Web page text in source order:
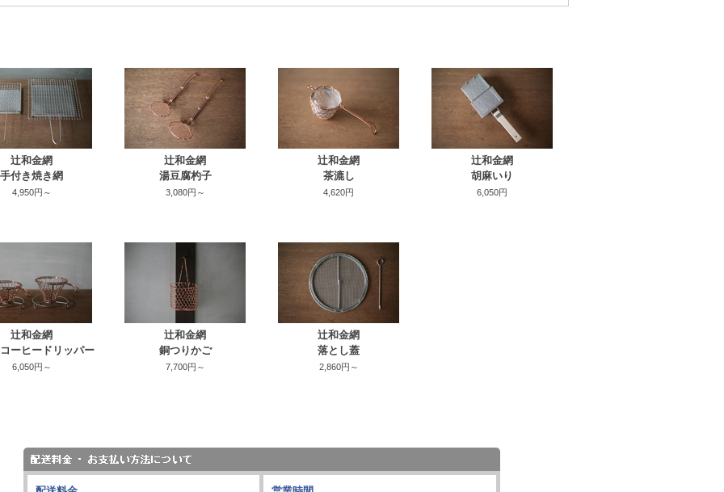
辻和金網
手付き焼き網
4,950円～
辻和金網
湯豆腐杓子
3,080円～
辻和金網
茶漉し
4,620円
辻和金網
胡麻いり
6,050円
辻和金網
ーヒードリッパー
6,050円～
辻和金網
銅つりかご
7,700円～
辻和金網
落とし蓋
2,860円～